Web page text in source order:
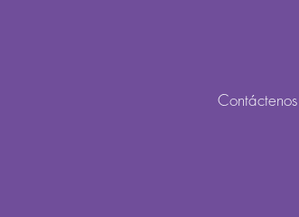
Contáctenos